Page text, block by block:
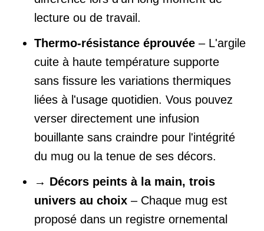
lecture ou de travail.
Thermo-résistance éprouvée – L'argile
cuite à haute température supporte
sans fissure les variations thermiques
liées à l'usage quotidien. Vous pouvez
verser directement une infusion
bouillante sans craindre pour l'intégrité
du mug ou la tenue de ses décors.
→ Décors peints à la main, trois
univers au choix – Chaque mug est
proposé dans un registre ornemental